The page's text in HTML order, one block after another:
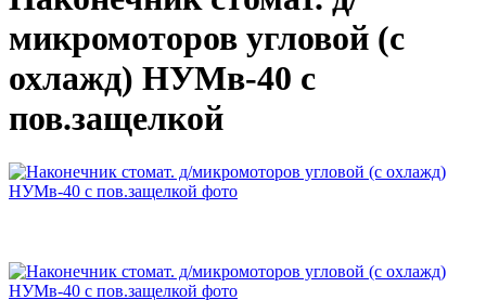
микромоторов угловой (с
охлажд) НУМв-40 с
пов.защелкой